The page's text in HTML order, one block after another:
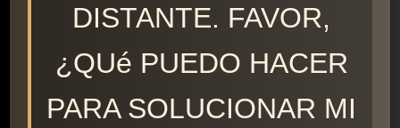
DISTANTE. FAVOR,
¿QUé PUEDO HACER
PARA SOLUCIONAR MI